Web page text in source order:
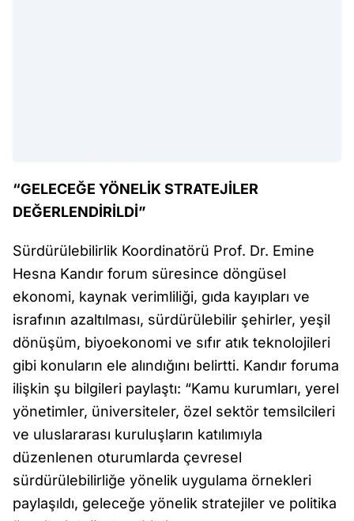
“GELECEĞE YÖNELİK STRATEJİLER
DEĞERLENDİRİLDİ”
Sürdürülebilirlik Koordinatörü Prof. Dr. Emine
Hesna Kandır forum süresince döngüsel
ekonomi, kaynak verimliliği, gıda kayıpları ve
israfının azaltılması, sürdürülebilir şehirler, yeşil
dönüşüm, biyoekonomi ve sıfır atık teknolojileri
gibi konuların ele alındığını belirtti. Kandır foruma
ilişkin şu bilgileri paylaştı: “Kamu kurumları, yerel
yönetimler, üniversiteler, özel sektör temsilcileri
ve uluslararası kuruluşların katılımıyla
düzenlenen oturumlarda çevresel
sürdürülebilirliğe yönelik uygulama örnekleri
paylaşıldı, geleceğe yönelik stratejiler ve politika